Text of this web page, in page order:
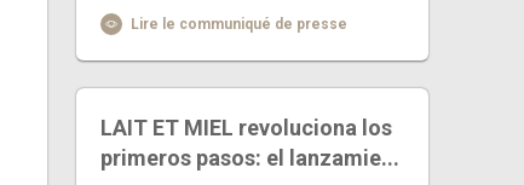
Lire le communiqué de presse
LAIT ET MIEL revoluciona los
primeros pasos: el lanzamie...